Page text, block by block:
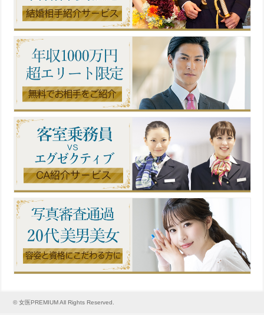
© 女医PREMIUM All Rights Reserved.